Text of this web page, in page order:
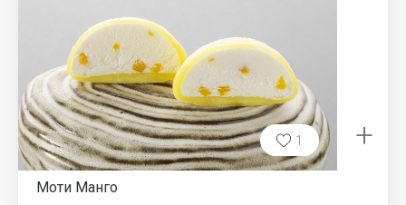
1
Моти Манго
+